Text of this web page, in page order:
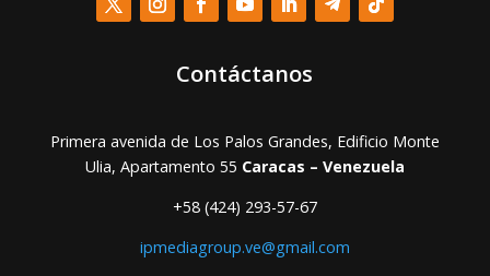
Contáctanos
Primera avenida de Los Palos Grandes, Edificio Monte
Ulia, Apartamento 55 Caracas – Venezuela
+58 (424) 293-57-67
ipmediagroup.ve@gmail.com